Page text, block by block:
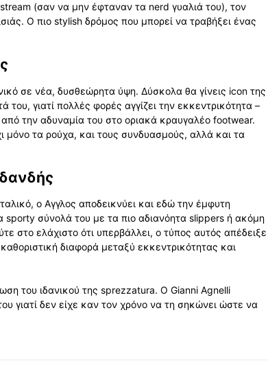
(σαν να μην έφταναν τα nerd γυαλιά του), τον
Ο πιο stylish δρόμος που μπορεί να τραβήξει ένας
σε νέα, δυσθεώρητα ύψη. Δύσκολα θα γίνεις icon της
γιατί πολλές φορές αγγίζει την εκκεντρικότητα –
την αδυναμία του στο οριακά κραυγαλέο footwear.
μόνο τα ρούχα, και τους συνδυασμούς, αλλά και τα
ο Αγγλος αποδεικνύει και εδώ την έμφυτη
sporty σύνολά του με τα πιο αδιανόητα slippers ή ακόμη
στο ελάχιστο ότι υπερβάλλει, ο τύπος αυτός απέδειξε
διαφορά μεταξύ εκκεντρικότητας και
του ιδανικού της sprezzatura. Ο Gianni Agnelli
γιατί δεν είχε καν τον χρόνο να τη σηκώνει ώστε να